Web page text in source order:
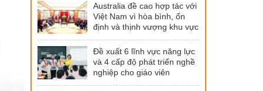
Australia đề cao hợp tác với
Việt Nam vì hòa bình, ổn
định và thịnh vượng khu vực
Đề xuất 6 lĩnh vực năng lực
và 4 cấp độ phát triển nghề
nghiệp cho giáo viên